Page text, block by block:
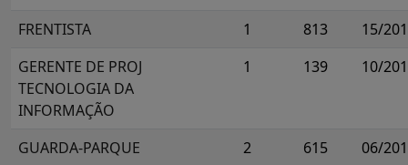
FRENTISTA
1 813
15/
GERENTE DE PROJ
TECNOLOGIA DA
INFORMAÇÃO
1 139 10/
GUARDA-PARQUE 2 615
06/